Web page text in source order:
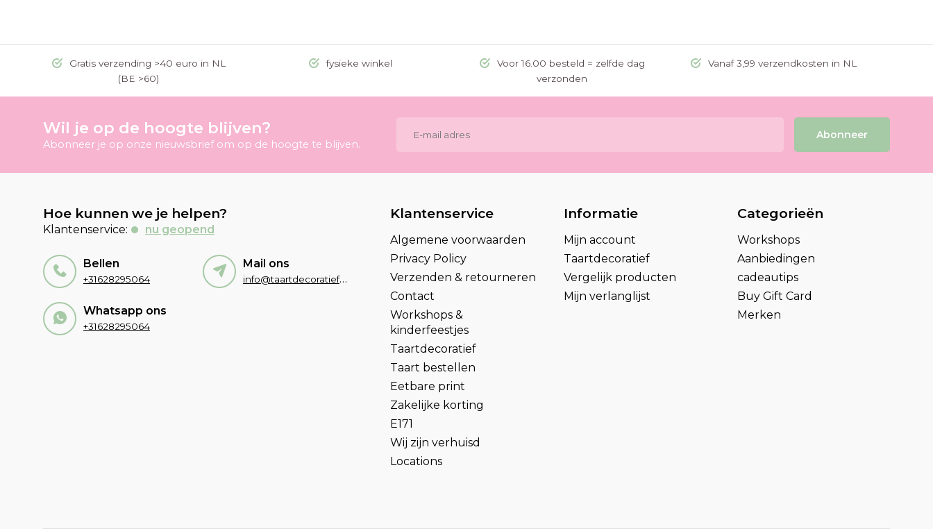
Gratis verzending >40 euro in NL
(BE >60)
fysieke winkel
Voor 16.00 besteld = zelfde dag
verzonden
Vanaf 3,99 verzendkosten in NL
Wil je op de hoogte blijven?
Abonneer je op onze nieuwsbrief om op de hoogte te blijven.
Abonneer
Hoe kunnen we je helpen?
Klantenservice: nu geopend
Bellen
+31628295064
Mail ons
info@taartdecoratief.nl
Whatsapp ons
+31628295064
Klantenservice
Algemene voorwaarden
Privacy Policy
Verzenden & retourneren
Contact
Workshops &
kinderfeestjes
Taartdecoratief
Taart bestellen
Eetbare print
Zakelijke korting
E171
Wij zijn verhuisd
Locations
Informatie
Mijn account
Taartdecoratief
Vergelijk producten
Mijn verlanglijst
Categorieën
Workshops
Aanbiedingen
cadeautips
Buy Gift Card
Merken